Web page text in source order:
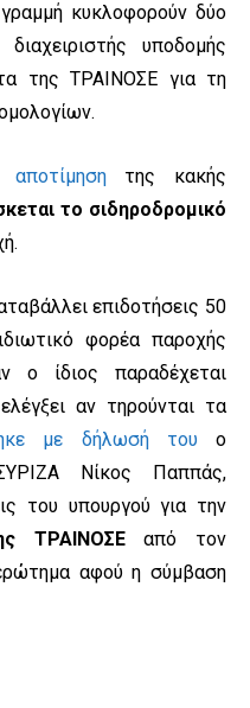
κυκλοφορούν δύο
υποδομής
της ΤΡΑΙΝΟΣΕ για τη
αποτίμησητης κακής
το σιδηροδρομικό
επιδοτήσεις 50
φορέα παροχής
ο ίδιος παραδέχεται
αν τηρούνται τα
με δήλωσή του ο
Νίκος Παππάς,
του υπουργού για την
ΤΡΑΙΝΟΣΕαπό τον
αφού η σύμβαση